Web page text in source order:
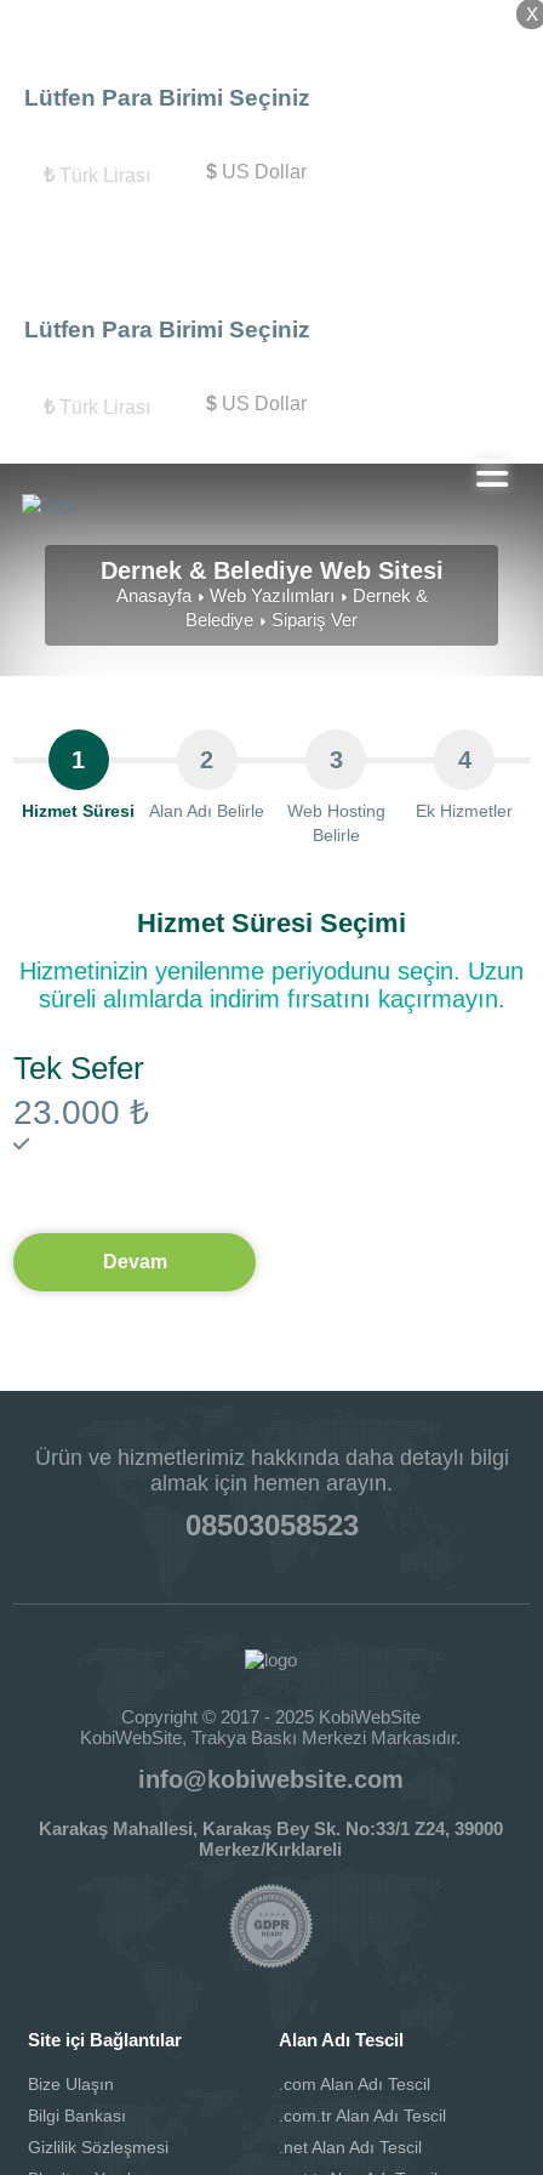
X
Lütfen Para Birimi Seçiniz
₺ Türk Lirası $US Dollar
X
Lütfen Para Birimi Seçiniz
₺ Türk Lirası $US Dollar
Dernek & Belediye Web Sitesi
Anasayfa Web Yazılımları
Dernek &
Belediye
Sipariş Ver
1
Hizmet Süresi
2
Alan Adı Belirle
3
Web Hosting
Belirle
4
Ek Hizmetler
Hizmet Süresi Seçimi
Hizmetinizin yenilenme periyodunu seçin. Uzun
süreli alımlarda indirim fırsatını kaçırmayın.
Tek Sefer
23.000 ₺
Devam
Ürün ve hizmetlerimiz hakkında daha detaylı bilgi
almak için hemen arayın.
08503058523
Copyright © 2017 - 2025 KobiWebSite
KobiWebSite, Trakya Baskı Merkezi Markasıdır.
info@kobiwebsite.com
Karakaş Mahallesi, Karakaş Bey Sk. No:33/1 Z24, 39000
Merkez/Kırklareli
Site içi Bağlantılar
Bize Ulaşın
Bilgi Bankası
Gizlilik Sözleşmesi
Alan Adı Tescil
.com Alan Adı Tescil
.com.tr Alan Adı Tescil
.net Alan Adı Tescil